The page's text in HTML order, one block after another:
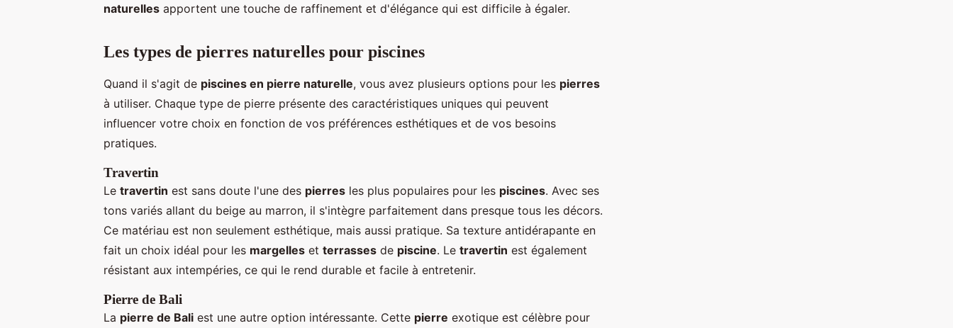
naturelles apportent une touche de raffinement et d'élégance qui est difficile à égaler.
Les types de pierres naturelles pour piscines
Quand il s'agit de piscines en pierre naturelle, vous avez plusieurs options pour les pierres
à utiliser. Chaque type de pierre présente des caractéristiques uniques qui peuvent
influencer votre choix en fonction de vos préférences esthétiques et de vos besoins
pratiques.
Travertin
Le travertin est sans doute l'une des pierres les plus populaires pour les piscines. Avec ses
tons variés allant du beige au marron, il s'intègre parfaitement dans presque tous les décors.
Ce matériau est non seulement esthétique, mais aussi pratique. Sa texture antidérapante en
fait un choix idéal pour les margelles et terrasses de piscine. Le travertin est également
résistant aux intempéries, ce qui le rend durable et facile à entretenir.
Pierre de Bali
La pierre de Bali est une autre option intéressante. Cette pierre exotique est célèbre pour